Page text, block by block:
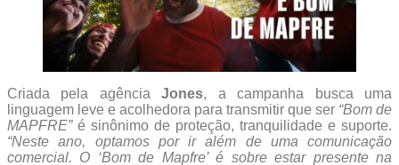
Criada pela agênciaJones, a campanha busca uma
linguagem leve e acolhedora para transmitir que ser “Bom de
MAPFRE”é sinônimo de proteção, tranquilidade e suporte.
“Neste ano, optamos por ir além de uma comunicação
comercial. O ‘Bom de Mapfre’ é sobre estar presente na